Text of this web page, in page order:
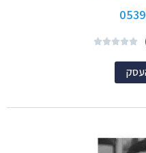




